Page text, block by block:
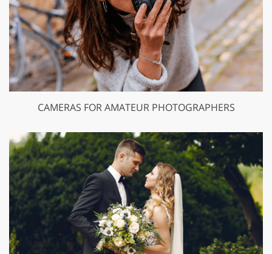
CAMERAS FOR AMATEUR PHOTOGRAPHERS